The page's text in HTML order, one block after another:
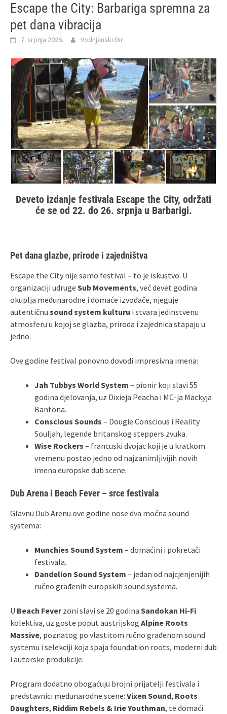
Escape the City: Barbariga spremna za
pet dana vibracija
7. srpnja 2026. Vodnjanski Đir
Deveto izdanje festivala Escape the City, održati
će se od 22. do 26. srpnja u Barbarigi.
Pet dana glazbe, prirode i zajedništva
Escape the City nije samo festival – to je iskustvo. U
organizaciji udruge Sub Movements, već devet godina
okuplja međunarodne i domaće izvođače, njeguje
autentičnu sound system kulturu i stvara jedinstvenu
atmosferu u kojoj se glazba, priroda i zajednica stapaju u
jedno.
Ove godine festival ponovno dovodi impresivna imena:
Jah Tubbys World System – pionir koji slavi 55
godina djelovanja, uz Dixieja Peacha i MC-ja Mackyja
Bantona.
Conscious Sounds – Dougie Conscious i Reality
Souljah, legende britanskog steppers zvuka.
Wise Rockers – francuski dvojac koji je u kratkom
vremenu postao jedno od najzanimljivijih novih
imena europske dub scene.
Dub Arena i Beach Fever – srce festivala
Glavnu Dub Arenu ove godine nose dva moćna sound
systema:
Munchies Sound System – domaćini i pokretači
festivala.
Dandelion Sound System – jedan od najcjenjenijih
ručno građenih europskih sound systema.
U Beach Feverzoni slavi se 20 godina Sandokan Hi-Fi
kolektiva, uz goste poput austrijskog Alpine Roots
Massive, poznatog po vlastitom ručno građenom sound
systemu i selekciji koja spaja foundation roots, moderni dub
i autorske produkcije.
Program dodatno obogaćuju brojni prijatelji festivala i
predstavnici međunarodne scene: Vixen Sound, Roots
Daughters, Riddim Rebels & Irie Youthman, te domaći